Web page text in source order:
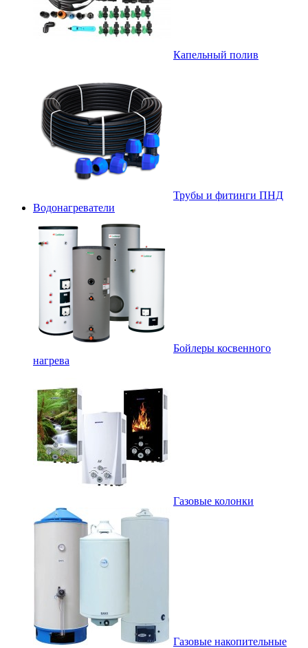
Капельный полив
Трубы и фитинги ПНД
Водонагреватели
Бойлеры косвенного
нагрева
Газовые колонки
Газовые накопительные